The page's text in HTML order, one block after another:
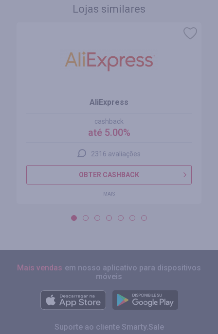
Lojas similares
AliExpress
cashback
até 5.00%
2316 avaliações
OBTER CASHBACK
MAIS
Mais vendas em nosso aplicativo para dispositivos
móveis
Suporte ao cliente Smarty.Sale